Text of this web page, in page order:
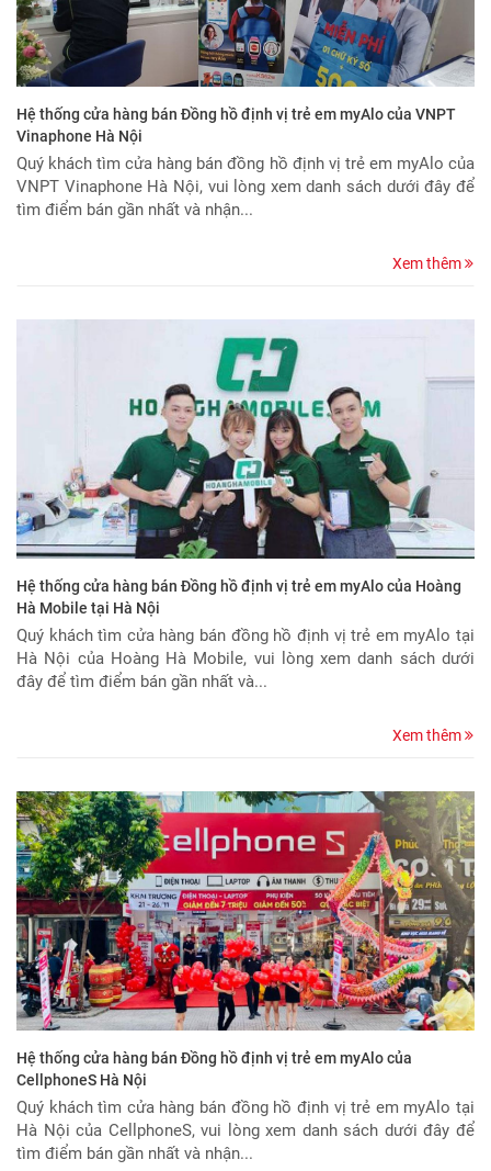
Hệ thống cửa hàng bán Đồng hồ định vị trẻ em myAlo của VNPT
Vinaphone Hà Nội
Quý khách tìm cửa hàng bán đồng hồ định vị trẻ em myAlo của
VNPT Vinaphone Hà Nội, vui lòng xem danh sách dưới đây để
tìm điểm bán gần nhất và nhận...
Xem thêm
Hệ thống cửa hàng bán Đồng hồ định vị trẻ em myAlo của Hoàng
Hà Mobile tại Hà Nội
Quý khách tìm cửa hàng bán đồng hồ định vị trẻ em myAlo tại
Hà Nội của Hoàng Hà Mobile, vui lòng xem danh sách dưới
đây để tìm điểm bán gần nhất và...
Xem thêm
Hệ thống cửa hàng bán Đồng hồ định vị trẻ em myAlo của
CellphoneS Hà Nội
Quý khách tìm cửa hàng bán đồng hồ định vị trẻ em myAlo tại
Hà Nội của CellphoneS, vui lòng xem danh sách dưới đây để
tìm điểm bán gần nhất và nhận...